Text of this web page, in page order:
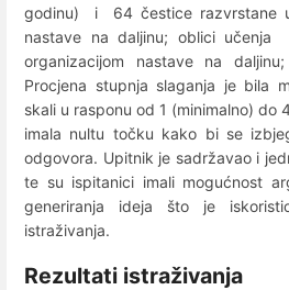
godinu) i 64 čestice razvrstane
nastave na daljinu; oblici učenja
organizacijom nastave na
Procjena stupnja slaganja je bila
skali u rasponu od 1 (minimalno) do
imala nultu točku kako bi se
odgovora. Upitnik je sadržavao i
te su ispitanici imali mogućnost
generiranja ideja što je
istraživanja.
Rezultati istraživanja